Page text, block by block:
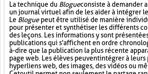
La technique du Blogueconsiste à demander
un journal virtuel afin de les aider à intégrer
Le Bloguepeut être utilisé de manière
pour présenter et synthétiser les différents
des leçons. Les informations y sont
publications qui s'affichent en ordre
à-dire que la publication la plus récente
page web. Les élèves peuvent intégrer à
hyperliens web, des images, des vidéos ou